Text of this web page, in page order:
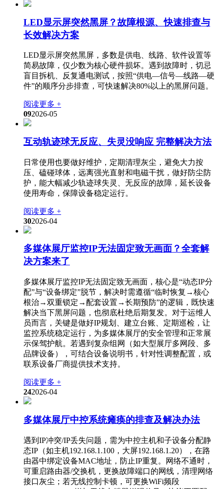
LED显示屏突然黑屏？故障根源、快速排查与
长效解决方案
LED显示屏突然黑屏，多数是供电、线路、软件设置等
简易故障，仅少数为核心硬件损坏。遇到故障时，切忌
盲目拆机、反复通电测试，按照“供电—信号—线路—硬
件”的顺序分步排查，可快速解决80%以上的黑屏问题。
阅读更多 +
092026-05
互动轨迹球无反应、失灵没响应 完整解决方法
日常使用也要做好维护，定期清理灰尘，避免大力按
压、磕碰球体，远离强光直射和电磁干扰，做好防尘防
护，能大幅减少轨迹球失灵、无反应的故障，延长设备
使用寿命，保障设备稳定运行。
阅读更多 +
302026-04
多媒体展厅监控IP无法固定致无画面？全套解
决方案来了
多媒体展厅监控IP无法固定致无画面，核心是“动态IP分
配”与“设备绑定”脱节，解决时需遵循“临时恢复→核心
根治→双重锁定→配套设置→长期预防”的逻辑，既快速
解决当下黑屏问题，也彻底杜绝后期复发。对于运维人
员而言，关键是做好IP规划、建立台账、定期巡检，让
监控系统稳定运行，为多媒体展厅的安全管理和正常展
示保驾护航。若遇到复杂组网（如大型展厅多网段、多
品牌设备），可结合设备说明书，针对性调整配置，或
联系设备厂商提供技术支持。
阅读更多 +
242026-04
多媒体展厅中控系统瘫痪的排查及解决办法
遇到IP冲突/IP丢失问题，需为中控主机和子设备分配静
态IP（如主机192.168.1.100，大屏192.168.1.20），在路
由器中绑定设备MAC地址，防止IP重复。网络不通时，
可重启路由器/交换机，更换故障端口的网线，清理网络
接口灰尘；若无线控制卡顿，可更换WiFi频段